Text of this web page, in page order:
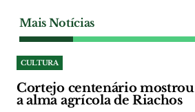
Mais Notícias
CULTURA
Cortejo centenário mostrou
a alma agrícola de Riachos